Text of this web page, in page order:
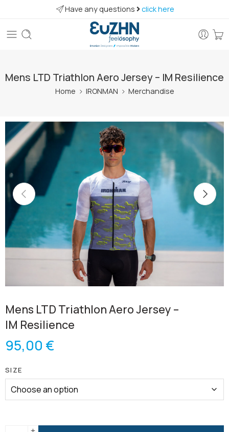
Have any questions click here
Mens LTD Triathlon Aero Jersey – IM Resilience
Home IRONMAN Merchandise
Mens LTD Triathlon Aero Jersey –
IM Resilience
95,00 €
SIZE